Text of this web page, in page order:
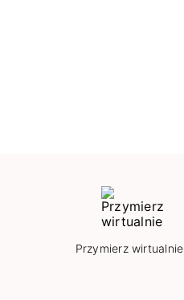
Przymierz wirtualnie